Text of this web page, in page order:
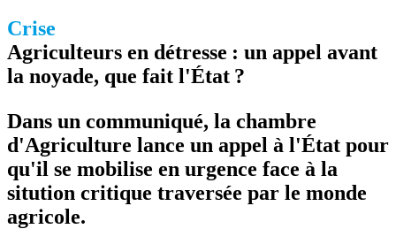
Crise
Agriculteurs en détresse : un appel avant
la noyade, que fait l'État ?
Dans un communiqué, la chambre
d'Agriculture lance un appel à l'État pour
qu'il se mobilise en urgence face à la
sitution critique traversée par le monde
agricole.